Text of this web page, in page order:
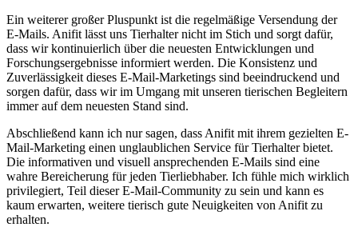
Ein ⁣weiterer großer ​Pluspunkt ist die‍ regelmäßige‍ Versendung der
E-Mails. Anifit lässt uns Tierhalter nicht im ​Stich und sorgt dafür,⁤
dass ⁤wir kontinuierlich über ​die neuesten Entwicklungen und
⁢Forschungsergebnisse informiert werden. Die Konsistenz und
Zuverlässigkeit dieses E-Mail-Marketings sind ⁣beeindruckend⁢ und
sorgen dafür, dass wir im Umgang mit unseren tierischen​ Begleitern
immer auf dem neuesten Stand sind.
Abschließend kann ich ‍nur ​sagen, ​dass Anifit mit‍ ihrem gezielten E-
Mail-Marketing einen unglaublichen Service für Tierhalter bietet.
Die informativen ​und visuell ansprechenden E-Mails sind ‌eine
wahre Bereicherung für ⁣jeden Tierliebhaber. ​Ich⁢ fühle mich wirklich
privilegiert, Teil dieser E-Mail-Community zu sein ⁣und kann‌ es
kaum​ erwarten, weitere tierisch gute Neuigkeiten von Anifit zu
erhalten.